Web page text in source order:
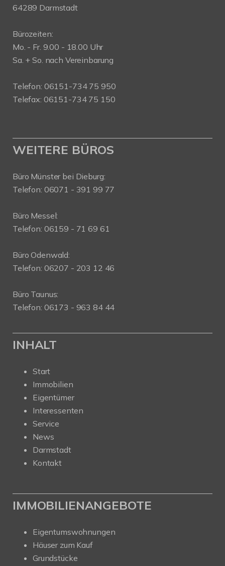
64289 Darmstadt
Bürozeiten:
Mo. - Fr. 9.00 - 18.00 Uhr
Sa. + So. nach Vereinbarung
Telefon: 06151-734 75 950
Telefax: 06151-734 75 150
WEITERE BÜROS
Büro Münster bei Dieburg:
Telefon: 06071 - 391 99 77
Büro Messel:
Telefon: 06159 - 71 69 61
Büro Odenwald:
Telefon: 06207 - 203 12 46
Büro Taunus:
Telefon: 06173 - 963 84 44
INHALT
Start
Immobilien
Eigentümer
Interessenten
Service
News
Darmstadt
Kontakt
IMMOBILIENANGEBOTE
Eigentumswohnungen
Häuser zum Kauf
Grundstücke